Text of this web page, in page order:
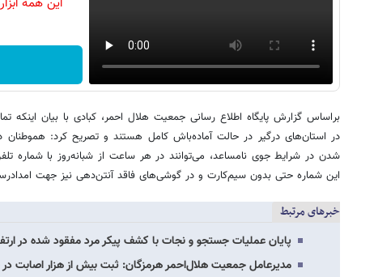
براساس گزارش پایگاه اطلاع رسانی جمعیت هلال احمر، کبادی با بیان اینکه
در استان‌های درگیر در حالت آماده‌باش کامل هستند و تصریح کرد: هموطنان
این شماره حتی بدون سیم‌کارت و در گوشی‌های فاقد آنتن‌دهی نیز جهت
خبرهای مرتبط
پایان عملیات جستجو و نجات با کشف پیکر مرد مفقود شده در
مدیرعامل جمعیت هلال‌احمر هرمزگان: ثبت بیش از هزار اصابت